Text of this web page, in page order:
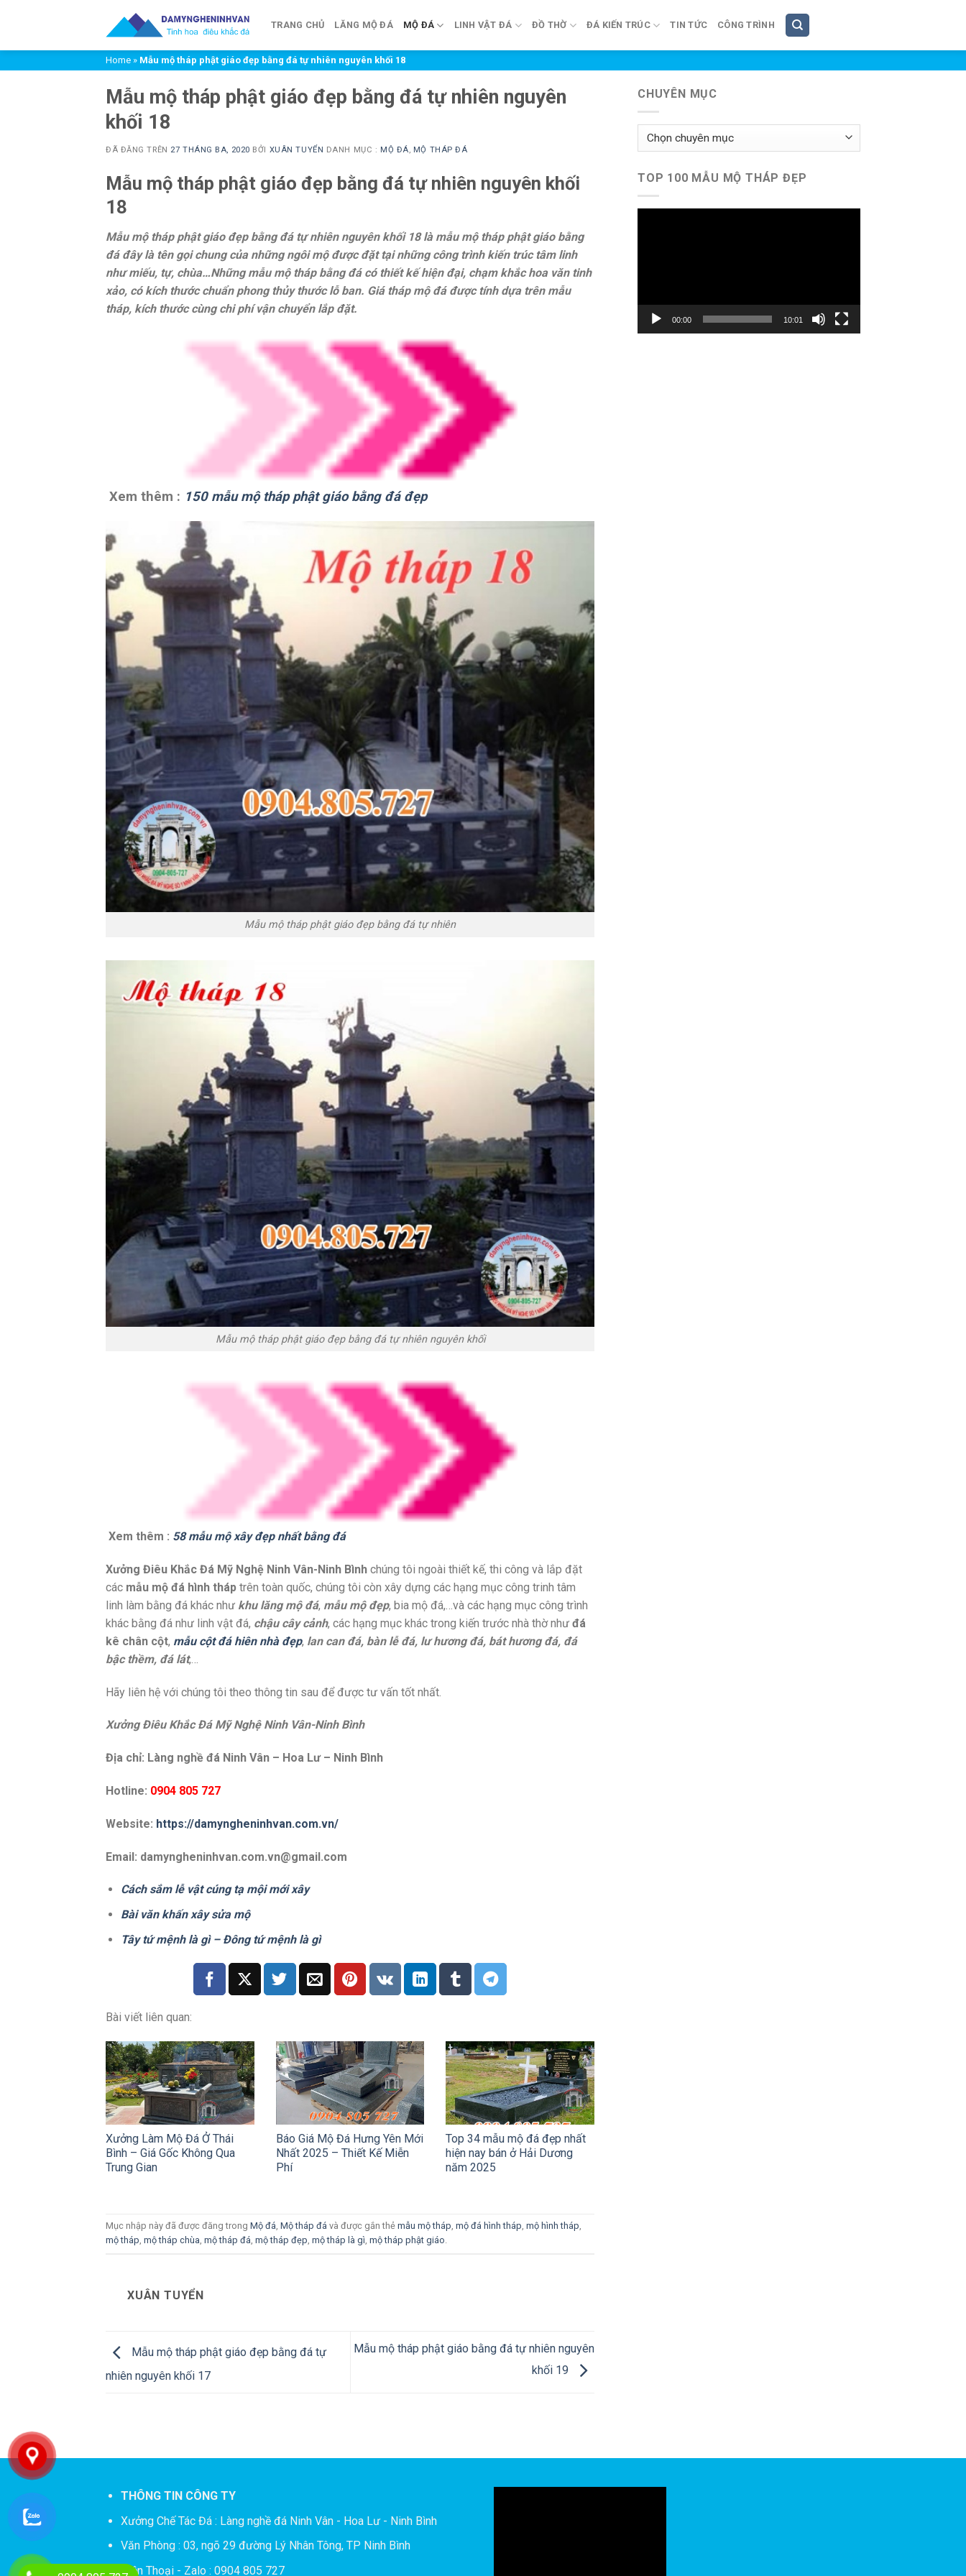
TRANG CHỦ LĂNG MỘ ĐÁ MỘ ĐÁ LINH VẬT ĐÁ ĐỒ THỜ ĐÁ KIẾN TRÚC TIN TỨC CÔNG TRÌNH
Home » Mẫu mộ tháp phật giáo đẹp bằng đá tự nhiên nguyên khối 18
Mẫu mộ tháp phật giáo đẹp bằng đá tự nhiên nguyên
khối 18
ĐÃ ĐĂNG TRÊN 27 THÁNG BA, 2020 BỞI XUÂN TUYỂN DANH MỤC : MỘ ĐÁ MỘ THÁP ĐÁ
Mẫu mộ tháp phật giáo đẹp bằng đá tự nhiên nguyên khối
18
Mẫu mộ tháp phật giáo đẹp bằng đá tự nhiên nguyên khối 18 là mẫu mộ tháp phật giáo bằng
đá đây là tên gọi chung của những ngôi mộ được đặt tại những công trình kiến trúc tâm linh
như miếu, tự, chùa…Những mẫu mộ tháp bằng đá có thiết kế hiện đại, chạm khắc hoa văn tinh
xảo, có kích thước chuẩn phong thủy thước lỗ ban. Giá tháp mộ đá được tính dựa trên mẫu
tháp, kích thước cùng chi phí vận chuyển lắp đặt.
Xem thêm : 150 mẫu mộ tháp phật giáo bằng đá đẹp
Mẫu mộ tháp phật giáo đẹp bằng đá tự nhiên
Mẫu mộ tháp phật giáo đẹp bằng đá tự nhiên nguyên khối
Xem thêm : 58 mẫu mộ xây đẹp nhất bằng đá
Xưởng Điêu Khắc Đá Mỹ Nghệ Ninh Vân-Ninh Bình chúng tôi ngoài thiết kế, thi công và lắp đặt
các mẫu mộ đá hình tháp trên toàn quốc, chúng tôi còn xây dựng các hạng mục công trinh tâm
linh làm bằng đá khác như khu lăng mộ đá, mẫu mộ đẹp, bia mộ đá,…và các hạng mục công trình
khác bằng đá như linh vật đá, chậu cây cảnh, các hạng mục khác trong kiến trước nhà thờ như đá
kê chân cột, mẫu cột đá hiên nhà đẹp, lan can đá, bàn lễ đá, lư hương đá, bát hương đá, đá
bậc thềm, đá lát,…
Hãy liên hệ với chúng tôi theo thông tin sau để được tư vấn tốt nhất.
Xưởng Điêu Khắc Đá Mỹ Nghệ Ninh Vân-Ninh Bình
Địa chỉ: Làng nghề đá Ninh Vân – Hoa Lư – Ninh Bình
Hotline: 0904 805 727
Website: https://damyngheninhvan.com.vn/
Email: damyngheninhvan.com.vn@gmail.com
Cách sắm lễ vật cúng tạ mội mới xây
Bài văn khấn xây sửa mộ
Tây tứ mệnh là gì – Đông tứ mệnh là gì
Bài viết liên quan:
Xưởng Làm Mộ Đá Ở Thái
Bình – Giá Gốc Không Qua
Trung Gian
Báo Giá Mộ Đá Hưng Yên Mới
Nhất 2025 – Thiết Kế Miễn
Phí
Top 34 mẫu mộ đá đẹp nhất
hiện nay bán ở Hải Dương
năm 2025
Mục nhập này đã được đăng trong Mộ đá, Mộ tháp đá và được gắn thẻ mẫu mộ tháp, mộ đá hình tháp, mộ hình tháp,
mộ tháp, mộ tháp chùa, mộ tháp đá, mộ tháp đẹp, mộ tháp là gì, mộ tháp phật giáo.
XUÂN TUYỂN
Mẫu mộ tháp phật giáo đẹp bằng đá tự
nhiên nguyên khối 17
Mẫu mộ tháp phật giáo bằng đá tự nhiên nguyên
khối 19
CHUYÊN MỤC
Chuyên
mục
TOP 100 MẪU MỘ THÁP ĐẸP
00:00 10:01
THÔNG TIN CÔNG TY
Xưởng Chế Tác Đá : Làng nghề đá Ninh Vân - Hoa Lư - Ninh Bình
Văn Phòng : 03, ngõ 29 đường Lý Nhân Tông, TP Ninh Bình
Điện Thoại - Zalo : 0904 805 727